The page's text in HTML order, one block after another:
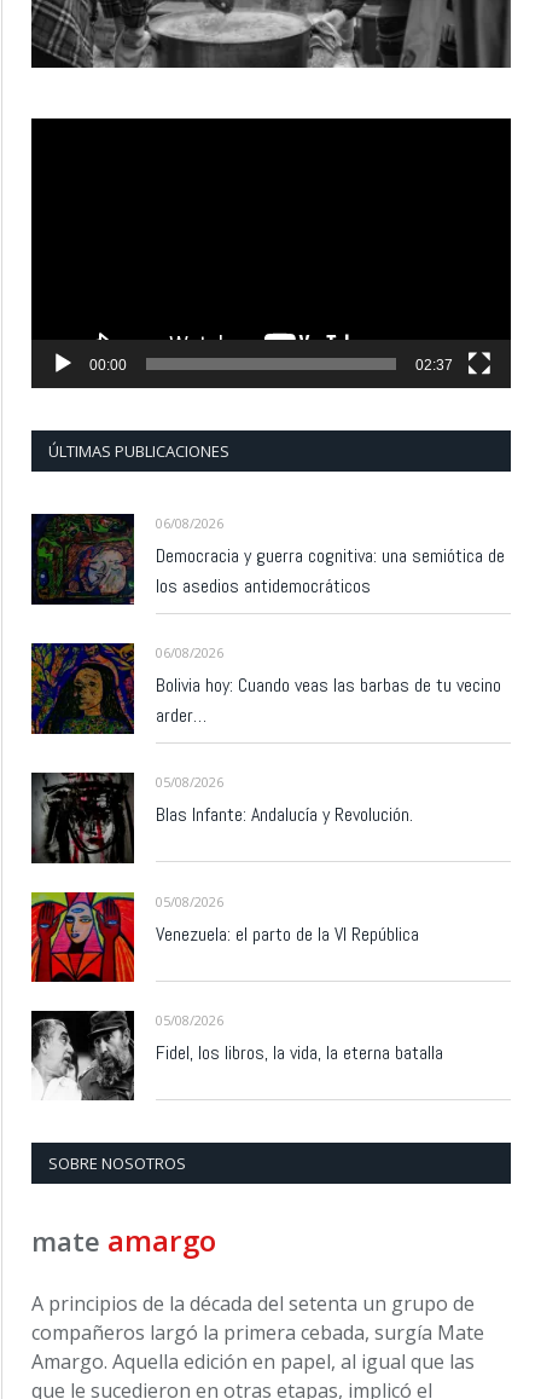
00:00 02:37
ÚLTIMAS PUBLICACIONES
06/08/2026
Democracia y guerra cognitiva: una semiótica de
los asedios antidemocráticos
06/08/2026
Bolivia hoy: Cuando veas las barbas de tu vecino
arder…
05/08/2026
Blas Infante: Andalucía y Revolución.
05/08/2026
Venezuela: el parto de la VI República
05/08/2026
Fidel, los libros, la vida, la eterna batalla
SOBRE NOSOTROS
mate amargo
A principios de la década del setenta un grupo de
compañeros largó la primera cebada, surgía Mate
Amargo. Aquella edición en papel, al igual que las
que le sucedieron en otras etapas, implicó el